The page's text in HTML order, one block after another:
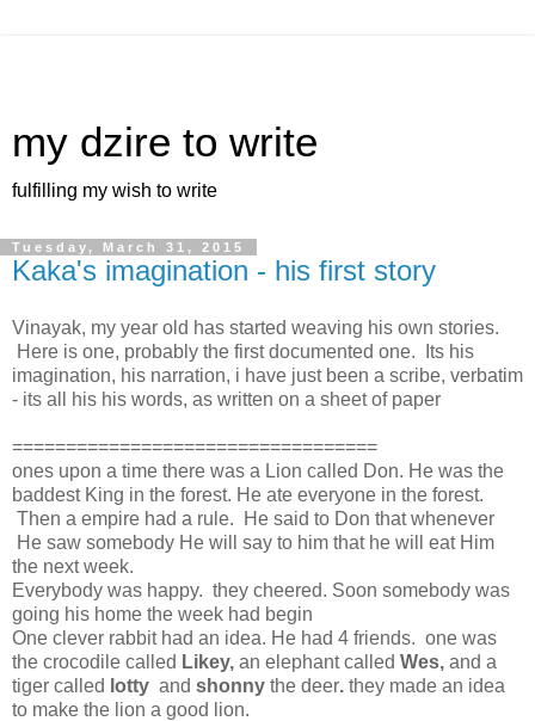
my dzire to write
fulfilling my wish to write
Tuesday, March 31, 2015
Kaka's imagination - his first story
Vinayak, my year old has started weaving his own stories.
Here is one, probably the first documented one. Its his
imagination, his narration, i have just been a scribe, verbatim
- its all his his words, as written on a sheet of paper
==================================
ones upon a time there was a Lion called Don. He was the
baddest King in the forest. He ate everyone in the forest.
Then a empire had a rule. He said to Don that whenever
He saw somebody He will say to him that he will eat Him
the next week.
Everybody was happy. they cheered. Soon somebody was
going his home the week had begin
One clever rabbit had an idea. He had 4 friends. one was
the crocodile called Likey, an elephant called Wes, and a
tiger called lotty and shonny the deer. they made an idea
to make the lion a good lion.